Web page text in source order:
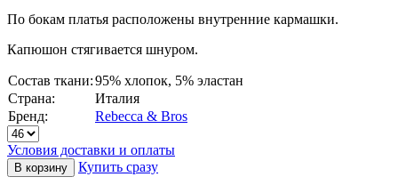
По бокам платья расположены внутренние кармашки.
Капюшон стягивается шнуром.
Состав ткани:95% хлопок, 5% эластан
Страна:
Италия
Бренд:
Rebecca & Bros
Условия доставки и оплаты
Купить сразу